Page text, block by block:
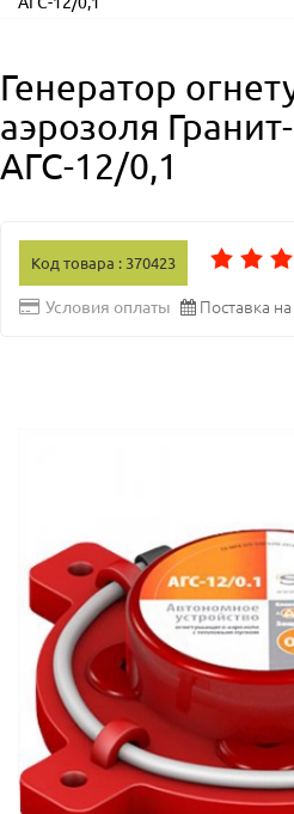
Генератор
аэрозоля
АГС-12/0,1
Код товара : 370423
Условия оплаты Поставка